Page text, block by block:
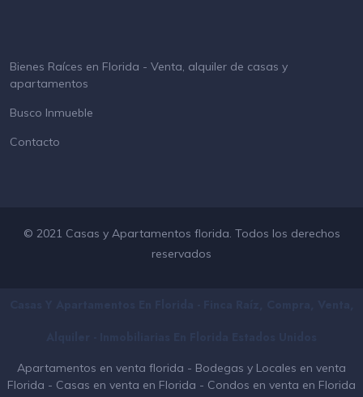
Bienes Raíces en Florida - Venta, alquiler de casas y
apartamentos
Busco Inmueble
Contacto
© 2021 Casas y Apartamentos florida. Todos los derechos
reservados
Apartamentos en venta florida - Bodegas y Locales en venta
Florida - Casas en venta en Florida - Condos en venta en Florida